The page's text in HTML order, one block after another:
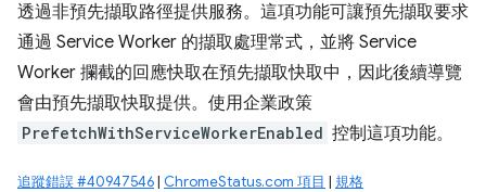
透過非預先擷取路徑提供服務。這項功能可讓預先擷取要求
通過 Service Worker 的擷取處理常式，並將 Service
Worker 攔截的回應快取在預先擷取快取中，因此後續導覽
會由預先擷取快取提供。使用企業政策
PrefetchWithServiceWorkerEnabled 控制這項功能。
追蹤錯誤 #40947546| ChromeStatus.com 項目 | 規格